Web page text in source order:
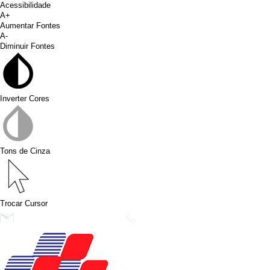
Acessibilidade
A+
Aumentar Fontes
A-
Diminuir Fontes
Inverter Cores
Tons de Cinza
Trocar Cursor